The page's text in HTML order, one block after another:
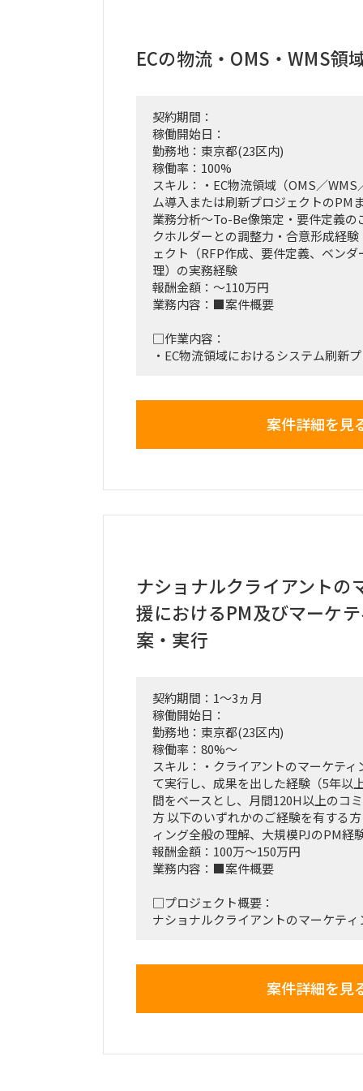
ECの物流・OMS・WMS領
契約期間：
稼働開始日：
勤務地：東京都(23区内)
稼働率：100%
スキル：・EC物流領域（OMS／
ム導入または刷新プロジェクトのPM
業務分析～To-Be像策定・要件定義の
クホルダーとの調整力・合意形成経
ェクト（RFP作成、要件定義、ベン
理）の実務経験
報酬金額：～110万円
業務内容：■案件概要
□作業内容：
・EC物流領域におけるシステム刷新
的の言語化、プロジェクト目的・成
・物流・OMS・WMS（倉庫管理／受
発進行管理・課題／品質管理（PMO
■働き方/勤務場所：基本リモート（
アリングなど一部オンサイト作業も発
案件詳細を見
ナショナルクライアントの
援におけるPM及びマーケ
案・実行
契約期間：1～3ヵ月
稼働開始日：
勤務地：東京都(23区内)
稼働率：80%～
スキル：・クライアントのマーケテ
て実行し、成果を出した経験（5年以
間をベースとし、月間120H以上のコ
方 以下のいずれかのご経験を有する
ィング全般の理解、大規模PJのPM経
報酬金額：100万～150万円
業務内容：■案件概要
□プロジェクト概要：
ナショナルクライアントのマーケテ
認知〜獲得までのあらゆるマーケテ
案件詳細を見